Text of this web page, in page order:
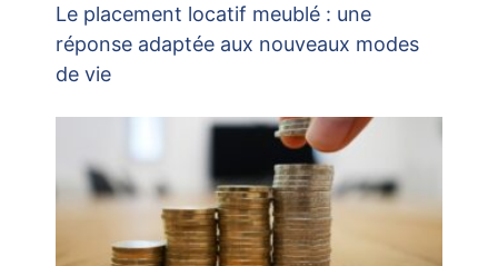
Le placement locatif meublé : une
réponse adaptée aux nouveaux modes
de vie